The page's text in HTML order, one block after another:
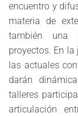
encuentro y
materia de
también una
proyectos. En
las actuales
darán
talleres
articulación